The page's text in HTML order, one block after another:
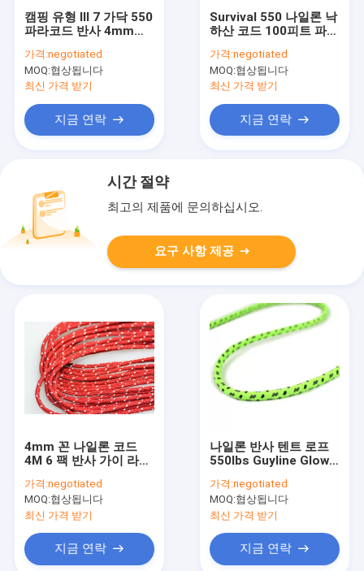
캠핑 유형 III 7 가닥 550
파라코드 반사 4mm
가격:negotiated
MOQ:협상됩니다
최신 가격 받기
지금 연락
Survival 550 나일론 낙
하산 코드 100피트 파라
가격:negotiated
MOQ:협상됩니다
최신 가격 받기
지금 연락
시간 절약
최고의 제품에 문의하십시오.
요구 사항 제공
4mm 꼰 나일론 코드
4M 6 팩 반사 가이 라인
가격:negotiated
MOQ:협상됩니다
최신 가격 받기
지금 연락
나일론 반사 텐트 로프
550lbs Guyline Glow
가격:negotiated
MOQ:협상됩니다
최신 가격 받기
지금 연락